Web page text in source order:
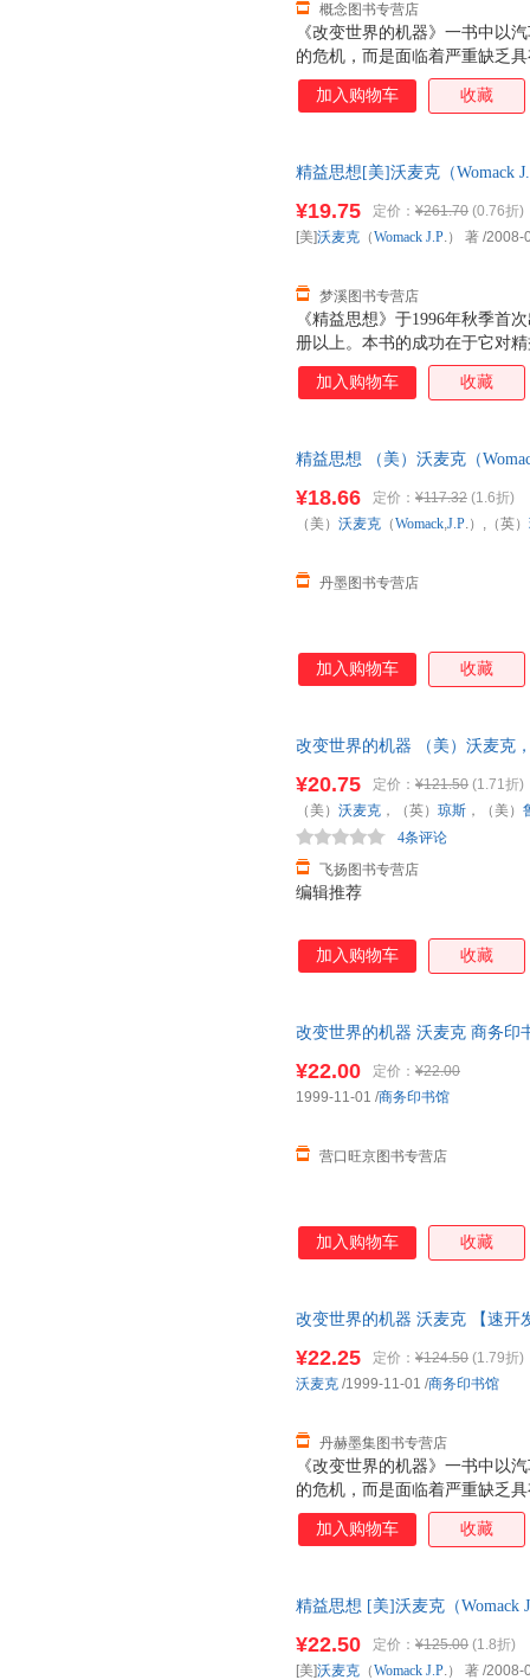
《改变世界的机器》一书中以
的危机，而是面临着严重缺乏
机。在各工业界普遍采用精益
涵义、公司的命运、世界的经
概念图书专营店
加入购物车 收藏
精益思想[美]沃麦克（Womack
《精益思想》于1996年秋季首
册以上。本书的成功在于它对
益的核心原则，实地考察了美
行精益的实际情况和心得，为
靠客户需求拉动价值流；不断
¥19.75 定价： ¥261.70 (0.76折)
梦溪图书专营店
[美]沃麦克 （Womack J.P.） 著 /2008-
加入购物车 收藏
精益思想 （美）沃麦克（
¥18.66 定价： ¥117.32 (1.6折)
丹墨图书专营店
（美） 沃麦克 （Womack,J.P.）,（英）
加入购物车 收藏
改变世界的机器 （美）沃麦克
此书为单本而非一套，电子发
编辑推荐
¥20.75 定价： ¥121.50 (1.71折)
飞扬图书专营店
4条评论
（美） 沃麦克 ，（英） 琼斯 ，（美）
加入购物车 收藏
改变世界的机器 沃麦克 商务印
¥22.00 定价： ¥22.00
营口旺京图书专营店
1999-11-01 /商务印书馆
加入购物车 收藏
改变世界的机器 沃麦克 【速开
《改变世界的机器》一书中以
的危机，而是面临着严重缺乏
机。在各工业界普遍采用精益
涵义、公司的命运、世界的经
¥22.25 定价： ¥124.50 (1.79折)
丹赫墨集图书专营店
沃麦克 /1999-11-01 /商务印书馆
加入购物车 收藏
精益思想 [美]沃麦克（Womack
¥22.50 定价： ¥125.00 (1.8折)
[美]沃麦克 （Womack J.P.） 著 /2008-